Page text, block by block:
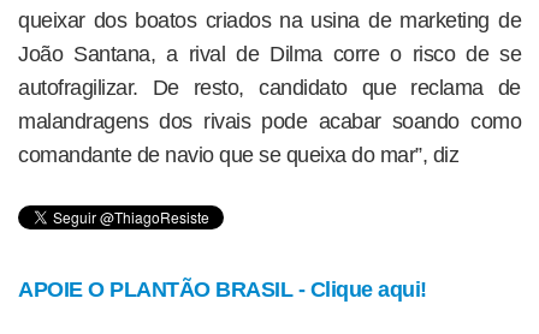
queixar dos boatos criados na usina de marketing de
João Santana, a rival de Dilma corre o risco de se
autofragilizar. De resto, candidato que reclama de
malandragens dos rivais pode acabar soando como
comandante de navio que se queixa do mar”, diz
APOIE O PLANTÃO BRASIL - Clique aqui!